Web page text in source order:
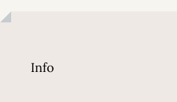
Info